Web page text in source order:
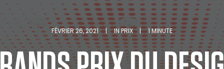
FÉVRIER 26, 2021 | INPRIX | 1 MINUTE